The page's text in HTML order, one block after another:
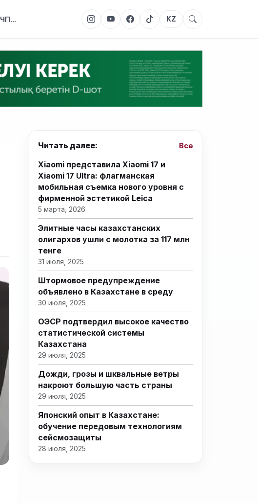
ЧП... KZ
Читать далее: Все
Xiaomi представила Xiaomi 17 и
Xiaomi 17 Ultra: флагманская
мобильная съемка нового уровня с
фирменной эстетикой Leica
5 марта, 2026
Элитные часы казахстанских
олигархов ушли с молотка за 117 млн
тенге
31 июля, 2025
Штормовое предупреждение
объявлено в Казахстане в среду
30 июля, 2025
ОЭСР подтвердил высокое качество
статистической системы
Казахстана
29 июля, 2025
Дожди, грозы и шквальные ветры
накроют большую часть страны
29 июля, 2025
Японский опыт в Казахстане:
обучение передовым технологиям
сейсмозащиты
28 июля, 2025